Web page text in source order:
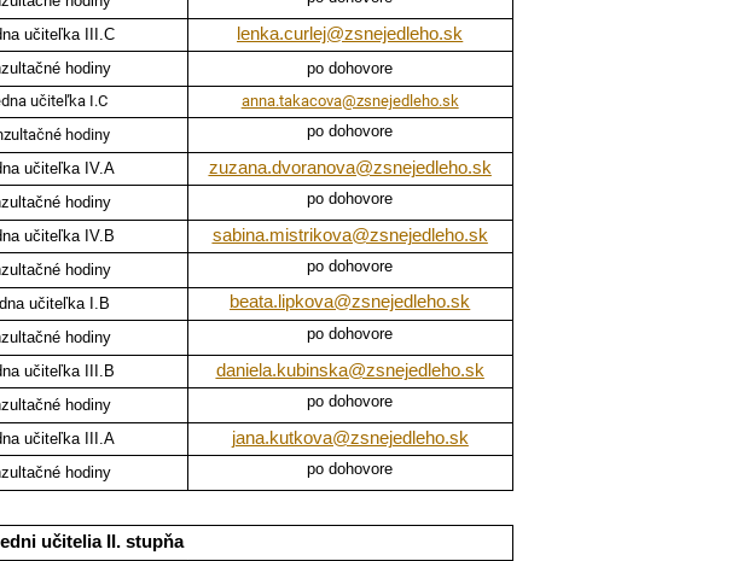
učiteľka III.C lenka.curlej@zsnejedleho.sk
hodiny po dohovore
učiteľka I.C
anna.takacova@zsnejedleho.sk
hodiny
po dohovore
učiteľka IV.A zuzana.dvoranova@zsnejedleho.sk
hodiny po dohovore
učiteľka IV.B sabina.mistrikova@zsnejedleho.sk
hodiny po dohovore
učiteľka I.B beata.lipkova@zsnejedleho.sk
hodiny po dohovore
učiteľka III.B daniela.kubinska@zsnejedleho.sk
hodiny po dohovore
učiteľka III.A jana.kutkova@zsnejedleho.sk
hodiny po dohovore
učitelia II. stupňa